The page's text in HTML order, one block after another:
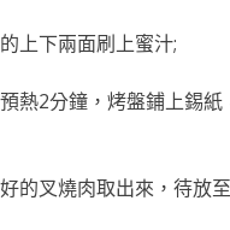
上下兩面刷上蜜汁;
熱2分鐘，烤盤鋪上錫
的叉燒肉取出來，待放